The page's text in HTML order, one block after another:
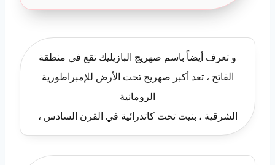
و تعرف أيضاً باسم صهريج البازيليك تقع في منطقة
الفاتح ، تعد أكبر صهريج تحت الأرض للإمبراطورية
الرومانية
الشرقية ، بنيت تحت كاتدرائية في القرن السادس ،